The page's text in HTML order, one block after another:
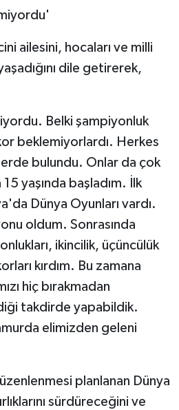
ailesini, hocaları ve milli
dile getirerek,
Belki şampiyonluk
beklemiyorlardı. Herkes
bulundu. Onlar da çok
yaşında başladım. İlk
Dünya Oyunları vardı.
oldum. Sonrasında
ikincilik, üçüncülük
kırdım. Bu zamana
hiç bırakmadan
takdirde yapabildik.
elimizden geleni
planlanan Dünya
sürdüreceğini ve